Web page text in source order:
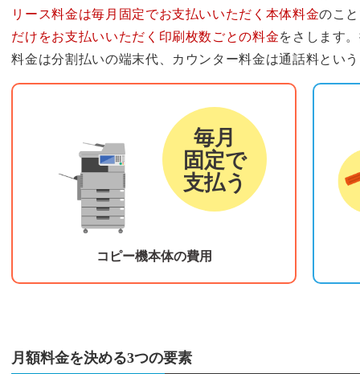
リース料金は毎月固定でお支払いいただく本体料金のこ
だけをお支払いいただく印刷枚数ごとの料金をさします
料金は分割払いの端末代、カウンター料金は通話料とい
毎月
固定で
支払う
コピー機本体の費用
月額料金を決める3つの要素